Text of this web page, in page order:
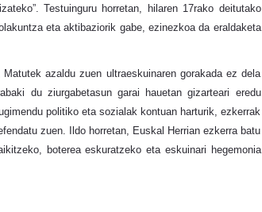
Testuinguru horretan, hilaren 17rako deitutako
eta aktibaziorik gabe, ezinezkoa da eraldaketa
azaldu zuen ultraeskuinaren gorakada ez dela
du ziurgabetasun garai hauetan gizarteari eredu
politiko eta sozialak kontuan harturik, ezkerrak
zuen. Ildo horretan, Euskal Herrian ezkerra batu
boterea eskuratzeko eta eskuinari hegemonia